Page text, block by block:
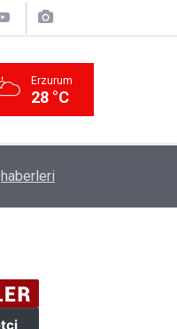
Erzurum
28 °C
haberleri